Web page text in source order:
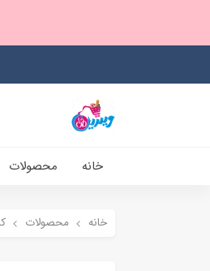
خانه محصولات
خانه محصولات